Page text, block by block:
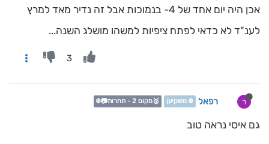
אכן היה יום אחד של 4- בנמוכות אבל זה נדיר מאד למרץ
לענ"ד לא כדאי לפתח ציפיות למשהו מושלג השנה...
3
ר רפאל ❄️ משקיען 🥈מקום 2 - תחרות📷❄️
גם איסי נראה טוב